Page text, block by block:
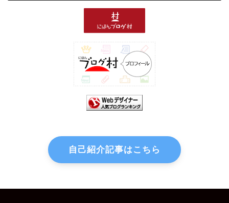
自己紹介記事はこちら